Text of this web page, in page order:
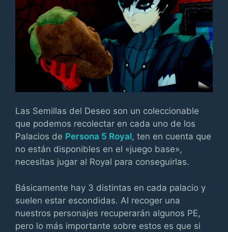
Las Semillas del Deseo son un coleccionable
que podemos recolectar en cada uno de los
Palacios de Persona 5 Royal, ten en cuenta que
no están disponibles en el «juego base»,
necesitas jugar al Royal para conseguirlas.
Básicamente hay 3 distintas en cada palacio y
suelen estar escondidas. Al recoger una
nuestros personajes recuperarán algunos PE,
pero lo más importante sobre estos es que si